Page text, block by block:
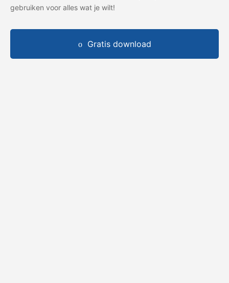
gebruiken voor alles wat je wilt!
Gratis download